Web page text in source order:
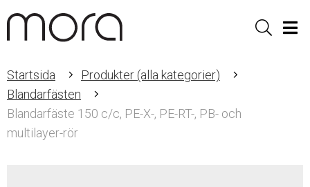
Sök
Startsida
Produkter (alla kategorier)
Blandarfästen
Blandarfäste 150 c/c, PE-X-, PE-RT-, PB- och
multilayer-rör